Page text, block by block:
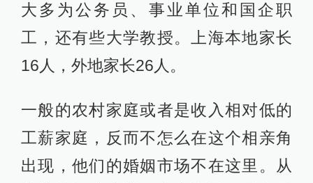
大多为公务员、事业单位和国企职
工，还有些大学教授。上海本地家长
16人，外地家长26人。
一般的农村家庭或者是收入相对低的
工薪家庭，反而不怎么在这个相亲角
出现，他们的婚姻市场不在这里。从